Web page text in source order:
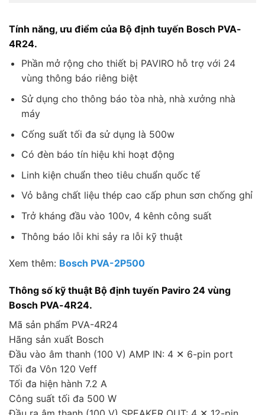
Tính năng, ưu điểm của Bộ định tuyến Bosch PVA-
4R24.
Phần mở rộng cho thiết bị PAVIRO hỗ trợ với 24
vùng thông báo riêng biệt
Sử dụng cho thông báo tòa nhà, nhà xưởng nhà
máy
Cống suất tối đa sử dụng là 500w
Có đèn báo tín hiệu khi hoạt động
Linh kiện chuẩn theo tiêu chuẩn quốc tế
Vỏ bằng chất liệu thép cao cấp phun sơn chống ghỉ
Trở kháng đầu vào 100v, 4 kênh công suất
Thông báo lỗi khi sảy ra lỗi kỹ thuật
Xem thêm: Bosch PVA-2P500
Thông số kỹ thuật Bộ định tuyến Paviro 24 vùng
Bosch PVA-4R24.
Mã sản phẩm PVA-4R24
Hãng sản xuất Bosch
Đầu vào âm thanh (100 V) AMP IN: 4 ✕ 6-pin port
Tối đa Vôn 120 Veff
Tối đa hiện hành 7.2 A
Công suất tối đa 500 W